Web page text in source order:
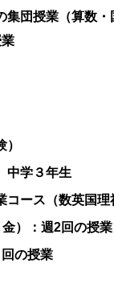
集団授業（算数・
中学３年生
コース（数英国
金）：週2回の
の授業